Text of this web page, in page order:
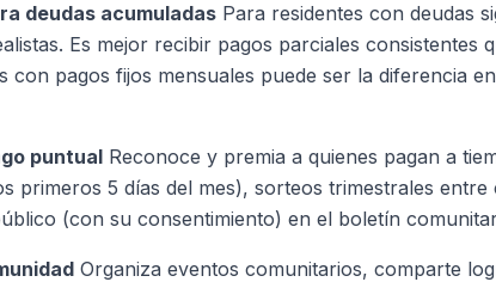
deudas acumuladas Para residentes con deudas
Es mejor recibir pagos parciales consistentes
con pagos fijos mensuales puede ser la diferencia
puntual Reconoce y premia a quienes pagan a
primeros 5 días del mes), sorteos trimestrales entre
(con su consentimiento) en el boletín
Organiza eventos comunitarios, comparte